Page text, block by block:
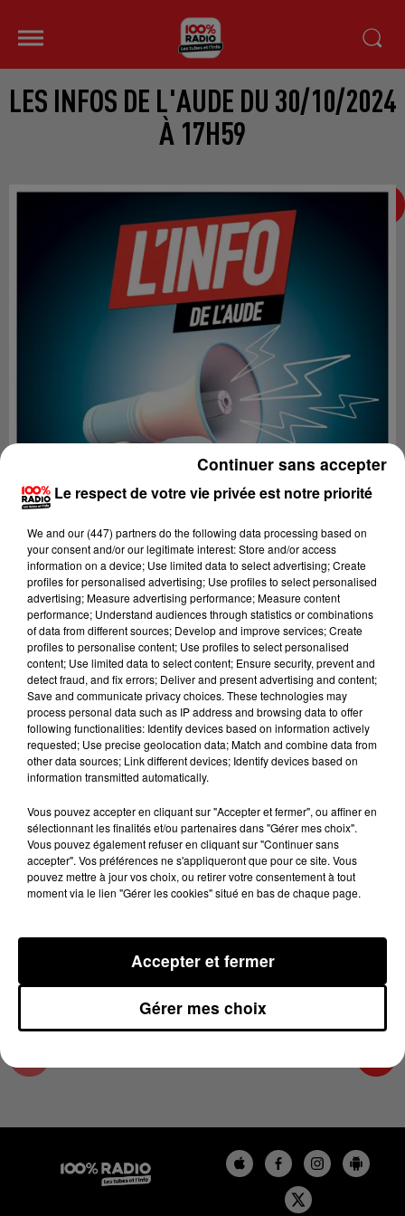
LES INFOS DE L'AUDE DU 30/10/2024
À 17H59
Lecture (4 min 16 sec)
100%
100% Radio les infos de l'Aude
30 octobre 2024 - 4 min 16 sec
LES INFOS DE L'AUDE DU 30/10/2024 À
17H59
Les infos de l'Aude
Le respect de votre vie privée est notre priorité
We and our (447) partnersdo the following data processing based on
your consent and/or our legitimate interest: Store and/or access
information on a device; Use limited data to select advertising; Create
profiles for personalised advertising; Use profiles to select personalised
advertising; Measure advertising performance; Measure content
performance; Understand audiences through statistics or combinations
of data from different sources; Develop and improve services; Create
profiles to personalise content; Use profiles to select personalised
content; Use limited data to select content; Ensure security, prevent and
detect fraud, and fix errors; Deliver and present advertising and content;
Save and communicate privacy choices. These technologies may
process personal data such as IP address and browsing data to offer
following functionalities: Identify devices based on information actively
requested; Use precise geolocation data; Match and combine data from
other data sources; Link different devices; Identify devices based on
information transmitted automatically.
Vous pouvez accepter en cliquant sur "Accepter et fermer", ou affiner en
sélectionnant les finalités et/ou partenaires dans "Gérer mes choix".
Vous pouvez également refuser en cliquant sur "Continuer sans
accepter". Vos préférences ne s'appliqueront que pour ce site. Vous
pouvez mettre à jour vos choix, ou retirer votre consentement à tout
moment via le lien "Gérer les cookies" situé en bas de chaque page.
Gérer mes choix
Accepter et fermer
Continuer sans accepter